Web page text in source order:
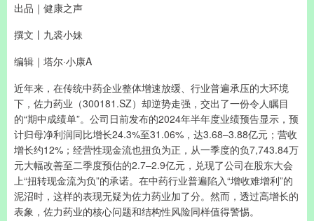
出品｜健康之声
撰文丨九裘小妹
编辑｜塔尔·小康A
近年来，在传统中药企业整体增速放缓、行业普遍承压的大环境
下，佐力药业（300181.SZ）却逆势走强，交出了一份令人瞩目
的“期中成绩单”。公司日前发布的2024年半年度业绩预告显示，预
计归母净利润同比增长24.3%至31.06%，达3.68–3.88亿元；营收
增长约12%；经营性现金流也扭负为正，从一季度的负7,743.84万
元大幅改善至二季度预估的2.7–2.9亿元，兑现了公司在股东大会
上“扭转现金流为负”的承诺。在中药行业普遍陷入“增收难增利”的
泥沼时，这样的表现无疑为佐力药业加了分。然而，透过高增长的
表象，佐力药业的核心问题和结构性风险同样值得警惕。